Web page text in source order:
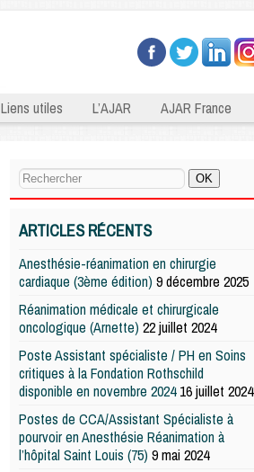
Liens utiles L’AJAR AJAR France
ARTICLES RÉCENTS
Anesthésie-réanimation en chirurgie
cardiaque (3ème édition) 9 décembre 2025
Réanimation médicale et chirurgicale
oncologique (Arnette) 22 juillet 2024
Poste Assistant spécialiste / PH en Soins
critiques à la Fondation Rothschild
disponible en novembre 2024 16 juillet 2024
Postes de CCA/Assistant Spécialiste à
pourvoir en Anesthésie Réanimation à
l’hôpital Saint Louis (75) 9 mai 2024